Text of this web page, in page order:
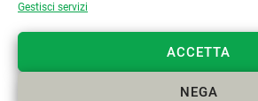
Gestisci servizi
ACCETTA
NEGA
+39 329 6112958
info@paesaggista.it